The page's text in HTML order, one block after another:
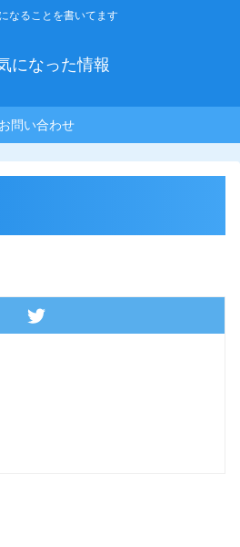
なることを書いてます
になった情報
お問い合わせ